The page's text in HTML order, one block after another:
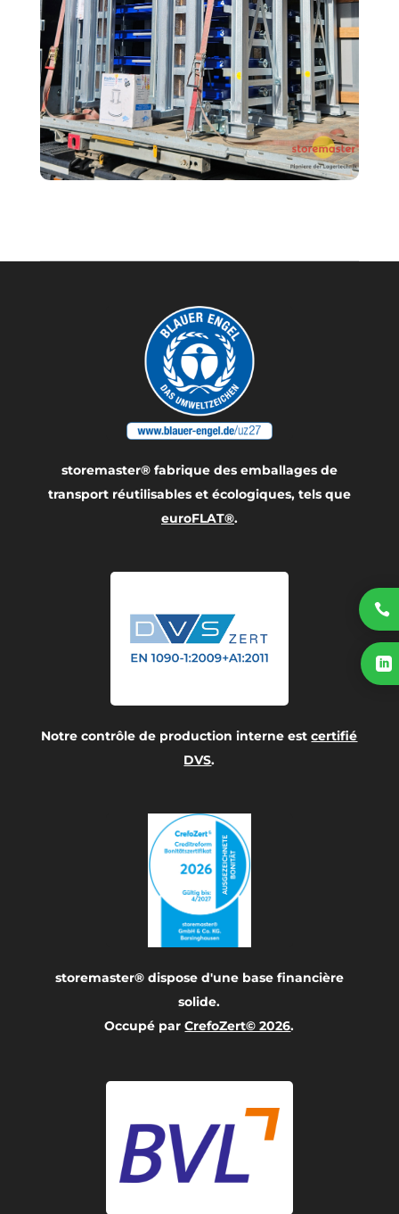
storemaster® fabrique des emballages de
transport réutilisables et écologiques, tels que
euroFLAT®.
Notre contrôle de production interne estcertifié
DVS.
storemaster® dispose d'une base financière
solide.
Occupé parCrefoZert© 2026.

